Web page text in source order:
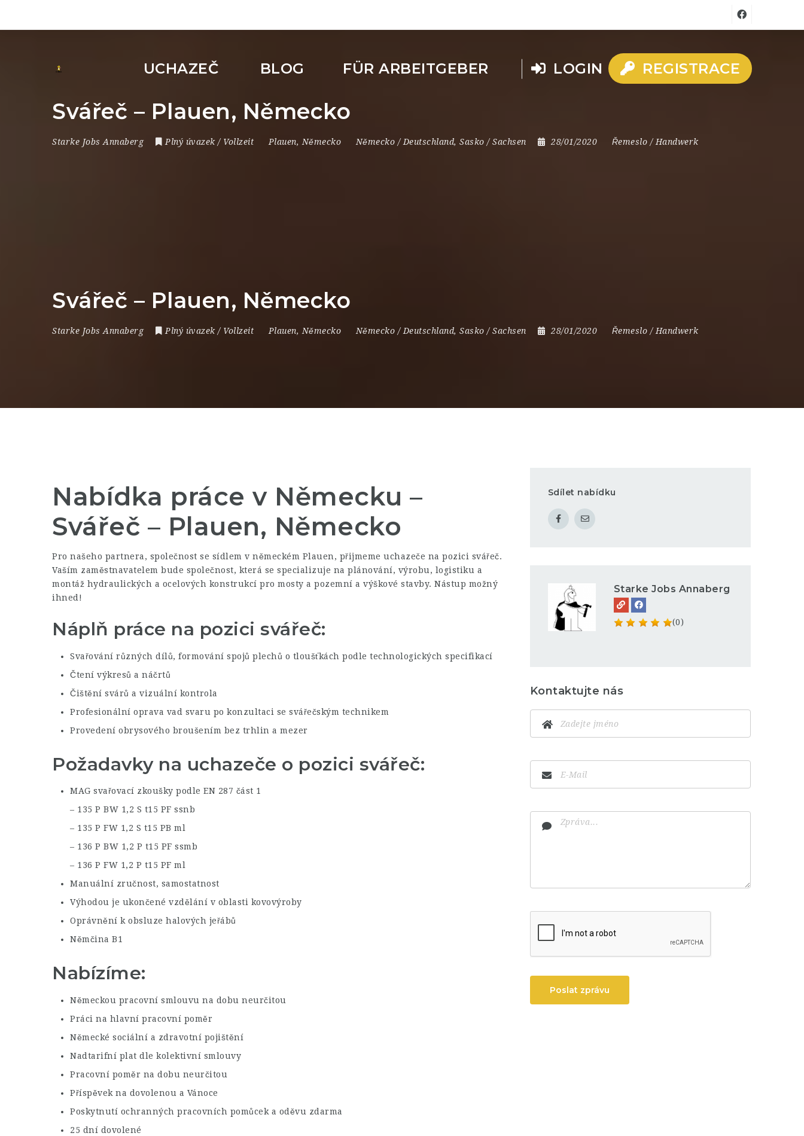
UCHAZEČ BLOG FÜR ARBEITGEBER LOGIN REGISTRACE
Svářeč – Plauen, Německo
Starke Jobs Annaberg Plný úvazek / Vollzeit Plauen, Německo Německo / Deutschland, Sasko / Sachsen 28/01/2020 Řemeslo / Handwerk
Svářeč – Plauen, Německo
Starke Jobs Annaberg Plný úvazek / Vollzeit Plauen, Německo Německo / Deutschland, Sasko / Sachsen 28/01/2020 Řemeslo / Handwerk
Nabídka práce v Německu –
Svářeč – Plauen, Německo
Pro našeho partnera, společnost se sídlem v německém Plauen, přijmeme uchazeče na pozici svářeč.
Vaším zaměstnavatelem bude společnost, která se specializuje na plánování, výrobu, logistiku a
montáž hydraulických a ocelových konstrukcí pro mosty a pozemní a výškové stavby. Nástup možný
ihned!
Náplň práce na pozici svářeč:
Svařování různých dílů, formování spojů plechů o tloušťkách podle technologických specifikací
Čtení výkresů a náčrtů
Čištění svárů a vizuální kontrola
Profesionální oprava vad svaru po konzultaci se svářečským technikem
Provedení obrysového broušením bez trhlin a mezer
Požadavky na uchazeče o pozici svářeč:
MAG svařovací zkoušky podle EN 287 část 1
– 135 P BW 1,2 S t15 PF ssnb
– 135 P FW 1,2 S t15 PB ml
– 136 P BW 1,2 P t15 PF ssmb
– 136 P FW 1,2 P t15 PF ml
Manuální zručnost, samostatnost
Výhodou je ukončené vzdělání v oblasti kovovýroby
Oprávnění k obsluze halových jeřábů
Němčina B1
Nabízíme:
Německou pracovní smlouvu na dobu neurčitou
Práci na hlavní pracovní poměr
Německé sociální a zdravotní pojištění
Nadtarifní plat dle kolektivní smlouvy
Pracovní poměr na dobu neurčitou
Příspěvek na dovolenou a Vánoce
Poskytnutí ochranných pracovních pomůcek a oděvu zdarma
25 dní dovolené
Sdílet nabídku
Starke Jobs Annaberg
(0)
Kontaktujte nás
Poslat zprávu